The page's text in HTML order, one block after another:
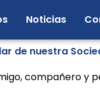
Noticias
de nuestra
compañero y